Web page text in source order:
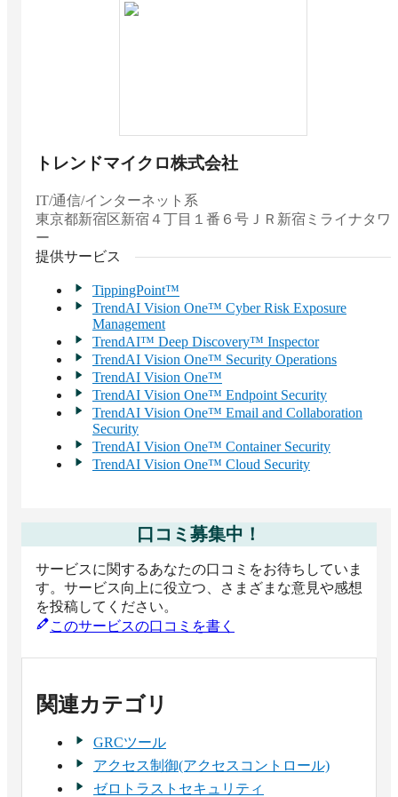
トレンドマイクロ株式会社
IT/通信/インターネット系
東京都新宿区新宿４丁目１番６号ＪＲ新宿ミライナタワ
ー
提供サービス
TippingPoint™
TrendAI Vision One™ Cyber Risk Exposure
Management
TrendAI™ Deep Discovery™ Inspector
TrendAI Vision One™ Security Operations
TrendAI Vision One™
TrendAI Vision One™ Endpoint Security
TrendAI Vision One™ Email and Collaboration
Security
TrendAI Vision One™ Container Security
TrendAI Vision One™ Cloud Security
口コミ募集中！
サービスに関するあなたの口コミをお待ちしていま
す。サービス向上に役立つ、さまざまな意見や感想
を投稿してください。
このサービスの口コミを書く
関連カテゴリ
GRCツール
アクセス制御(アクセスコントロール)
ゼロトラストセキュリティ